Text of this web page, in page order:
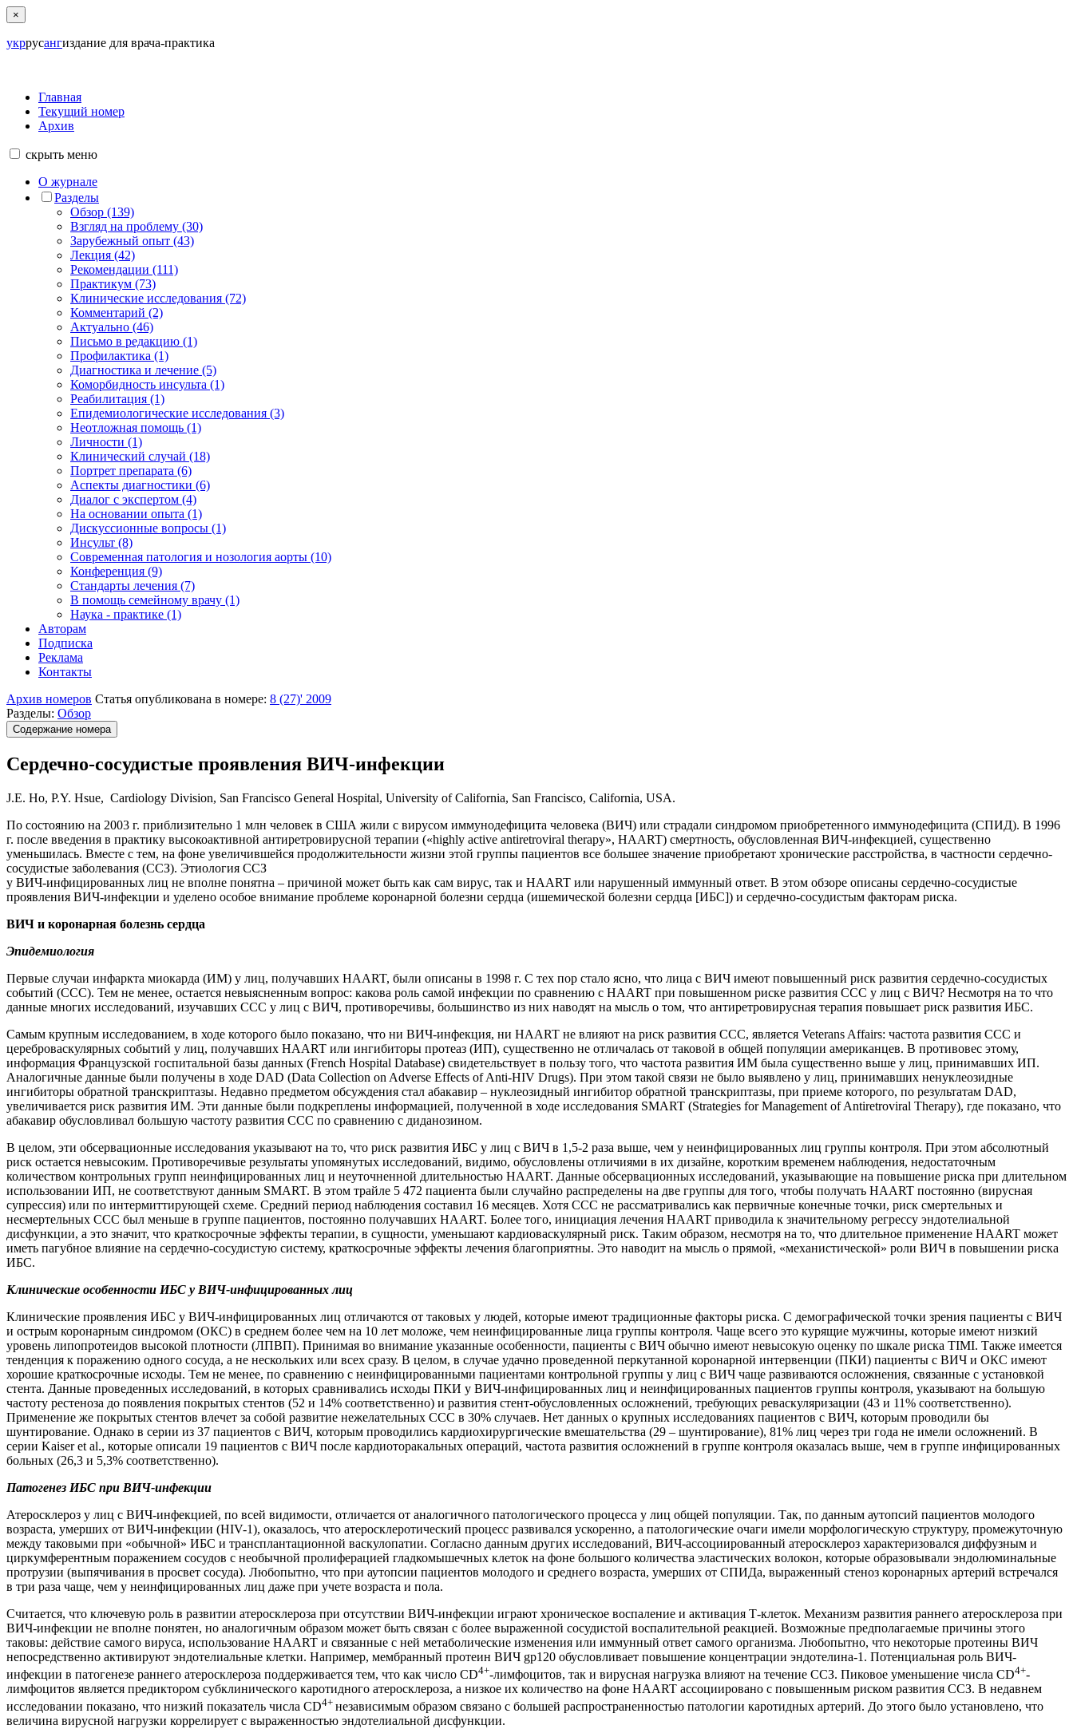
×
укррусангиздание для врача-практика
Главная
Текущий номер
Архив
скрыть меню
О журнале
Разделы
Обзор (139)
Взгляд на проблему (30)
Зарубежный опыт (43)
Лекция (42)
Рекомендации (111)
Практикум (73)
Клинические исследования (72)
Комментарий (2)
Актуально (46)
Письмо в редакцию (1)
Профилактика (1)
Диагностика и лечение (5)
Коморбидность инсульта (1)
Реабилитация (1)
Епидемиологические исследования (3)
Неотложная помощь (1)
Личности (1)
Клинический случай (18)
Портрет препарата (6)
Аспекты диагностики (6)
Диалог с экспертом (4)
На основании опыта (1)
Дискуссионные вопросы (1)
Инсульт (8)
Современная патология и нозология аорты (10)
Конференция (9)
Стандарты лечения (7)
В помощь семейному врачу (1)
Наука - практике (1)
Авторам
Подписка
Реклама
Контакты
Архив номеров Статья опубликована в номере: 8 (27)' 2009
Разделы: Обзор
Содержание номера
Сердечно-сосудистые проявления ВИЧ-инфекции
J.E. Ho, P.Y. Hsue, Cardiology Division, San Francisco General Hospital, University of California, San Francisco, California, USA.
По состоянию на 2003 г. приблизительно 1 млн человек в США жили с вирусом иммунодефицита человека (ВИЧ) или страдали синдромом приобретенного иммунодефицита (СПИД). В 1996
г. после введения в практику высокоактивной антиретровирусной терапии («highly active antiretroviral therapy», HAART) смертность, обусловленная ВИЧ-инфекцией, существенно
уменьшилась. Вместе с тем, на фоне увеличившейся продолжительности жизни этой группы пациентов все большее значение приобретают хронические расстройства, в частности сердечно-
сосудистые заболевания (ССЗ). Этиология ССЗ
у ВИЧ-инфицированных лиц не вполне понятна – причиной может быть как сам вирус, так и HAART или нарушенный иммунный ответ. В этом обзоре описаны сердечно-сосудистые
проявления ВИЧ-инфекции и уделено особое внимание проблеме коронарной болезни сердца (ишемической болезни сердца [ИБС]) и сердечно-сосудистым факторам риска.
ВИЧ и коронарная болезнь сердца
Эпидемиология
Первые случаи инфаркта миокарда (ИМ) у лиц, получавших HAART, были описаны в 1998 г. С тех пор стало ясно, что лица с ВИЧ имеют повышенный риск развития сердечно-сосудистых
событий (ССС). Тем не менее, остается невыясненным вопрос: какова роль самой инфекции по сравнению с HAART при повышенном риске развития ССС у лиц с ВИЧ? Несмотря на то что
данные многих исследований, изучавших ССС у лиц с ВИЧ, противоречивы, большинство из них наводят на мысль о том, что антиретровирусная терапия повышает риск развития ИБС.
Самым крупным исследованием, в ходе которого было показано, что ни ВИЧ-инфекция, ни HAART не влияют на риск развития ССС, является Veterans Affairs: частота развития ССС и
цереброваскулярных событий у лиц, получавших HAART или ингибиторы протеаз (ИП), существенно не отличалась от таковой в общей популяции американцев. В противовес этому,
информация Французской госпитальной базы данных (French Hospital Database) свидетельствует в пользу того, что частота развития ИМ была существенно выше у лиц, принимавших ИП.
Аналогичные данные были получены в ходе DAD (Data Collection on Adverse Effects of Anti-HIV Drugs). При этом такой связи не было выявлено у лиц, принимавших ненуклеозидные
ингибиторы обратной транскриптазы. Недавно предметом обсуждения стал абакавир – нуклеозидный ингибитор обратной транскриптазы, при приеме которого, по результатам DAD,
увеличивается риск развития ИМ. Эти данные были подкреплены информацией, полученной в ходе исследования SMART (Strategies for Management of Antiretroviral Therapy), где показано, что
абакавир обусловливал большую частоту развития ССС по сравнению с диданозином.
В целом, эти обсервационные исследования указывают на то, что риск развития ИБС у лиц с ВИЧ в 1,5-2 раза выше, чем у неинфицированных лиц группы контроля. При этом абсолютный
риск остается невысоким. Противоречивые результаты упомянутых исследований, видимо, обусловлены отличиями в их дизайне, коротким временем наблюдения, недостаточным
количеством контрольных групп неинфицированных лиц и неуточненной длительностью HAART. Данные обсервационных исследований, указывающие на повышение риска при длительном
использовании ИП, не соответствуют данным SMART. В этом трайле 5 472 пациента были случайно распределены на две группы для того, чтобы получать HAART постоянно (вирусная
супрессия) или по интермиттирующей схеме. Средний период наблюдения составил 16 месяцев. Хотя ССС не рассматривались как первичные конечные точки, риск смертельных и
несмертельных ССС был меньше в группе пациентов, постоянно получавших HAART. Более того, инициация лечения HAART приводила к значительному регрессу эндотелиальной
дисфункции, а это значит, что краткосрочные эффекты терапии, в сущности, уменьшают кардиоваскулярный риск. Таким образом, несмотря на то, что длительное применение HAART может
иметь пагубное влияние на сердечно-сосудистую систему, краткосрочные эффекты лечения благоприятны. Это наводит на мысль о прямой, «механистической» роли ВИЧ в повышении риска
ИБС.
Клинические особенности ИБС у ВИЧ-инфицированных лиц
Клинические проявления ИБС у ВИЧ-инфицированных лиц отличаются от таковых у людей, которые имеют традиционные факторы риска. С демографической точки зрения пациенты с ВИЧ
и острым коронарным синдромом (ОКС) в среднем более чем на 10 лет моложе, чем неинфицированные лица группы контроля. Чаще всего это курящие мужчины, которые имеют низкий
уровень липопротеидов высокой плотности (ЛПВП). Принимая во внимание указанные особенности, пациенты с ВИЧ обычно имеют невысокую оценку по шкале риска TIMI. Также имеется
тенденция к поражению одного сосуда, а не нескольких или всех сразу. В целом, в случае удачно проведенной перкутанной коронарной интервенции (ПКИ) пациенты с ВИЧ и ОКС имеют
хорошие краткосрочные исходы. Тем не менее, по сравнению с неинфицированными пациентами контрольной группы у лиц с ВИЧ чаще развиваются осложнения, связанные с установкой
стента. Данные проведенных исследований, в которых сравнивались исходы ПКИ у ВИЧ-инфицированных лиц и неинфицированных пациентов группы контроля, указывают на большую
частоту рестеноза до появления покрытых стентов (52 и 14% соответственно) и развития стент-обусловленных осложнений, требующих реваскуляризации (43 и 11% соответственно).
Применение же покрытых стентов влечет за собой развитие нежелательных ССС в 30% случаев. Нет данных о крупных исследованиях пациентов с ВИЧ, которым проводили бы
шунтирование. Однако в серии из 37 пациентов с ВИЧ, которым проводились кардиохирургические вмешательства (29 – шунтирование), 81% лиц через три года не имели осложнений. В
серии Kaiser et al., которые описали 19 пациентов с ВИЧ после кардиоторакальных операций, частота развития осложнений в группе контроля оказалась выше, чем в группе инфицированных
больных (26,3 и 5,3% соответственно).
Патогенез ИБС при ВИЧ-инфекции
Атеросклероз у лиц с ВИЧ-инфекцией, по всей видимости, отличается от аналогичного патологического процесса у лиц общей популяции. Так, по данным аутопсий пациентов молодого
возраста, умерших от ВИЧ-инфекции (HIV-1), оказалось, что атеросклеротический процесс развивался ускоренно, а патологические очаги имели морфологическую структуру, промежуточную
между таковыми при «обычной» ИБС и трансплантационной васкулопатии. Согласно данным других исследований, ВИЧ-ассоциированный атеросклероз характеризовался диффузным и
циркумферентным поражением сосудов с необычной пролиферацией гладкомышечных клеток на фоне большого количества эластических волокон, которые образовывали эндолюминальные
протрузии (выпячивания в просвет сосуда). Любопытно, что при аутопсии пациентов молодого и среднего возраста, умерших от СПИДа, выраженный стеноз коронарных артерий встречался
в три раза чаще, чем у неинфицированных лиц даже при учете возраста и пола.
Считается, что ключевую роль в развитии атеросклероза при отсутствии ВИЧ-инфекции играют хроническое воспаление и активация Т-клеток. Механизм развития раннего атеросклероза при
ВИЧ-инфекции не вполне понятен, но аналогичным образом может быть связан с более выраженной сосудистой воспалительной реакцией. Возможные предполагаемые причины этого
таковы: действие самого вируса, использование HAART и связанные с ней метаболические изменения или иммунный ответ самого организма. Любопытно, что некоторые протеины ВИЧ
непосредственно активируют эндотелиальные клетки. Например, мембранный протеин ВИЧ gp120 обусловливает повышение концентрации эндотелина-1. Потенциальная роль ВИЧ-
инфекции в патогенезе раннего атеросклероза поддерживается тем, что как число CD4+-лимфоцитов, так и вирусная нагрузка влияют на течение ССЗ. Пиковое уменьшение числа CD4+-
лимфоцитов является предиктором субклинического каротидного атеросклероза, а низкое их количество на фоне HAART ассоциировано с повышенным риском развития ССЗ. В недавнем
исследовании показано, что низкий показатель числа CD4+ независимым образом связано с большей распространенностью патологии каротидных артерий. До этого было установлено, что
величина вирусной нагрузки коррелирует с выраженностью эндотелиальной дисфункции.